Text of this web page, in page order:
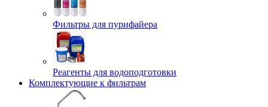
Фильтры для пурифайера
Реагенты для водоподготовки
Комплектующие к фильтрам